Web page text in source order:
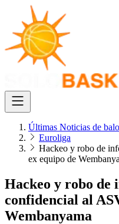
Últimas Noticias de
Euroliga
Hackeo y robo de
ex equipo de
Hackeo y robo de
confidencial al
Wembanyama